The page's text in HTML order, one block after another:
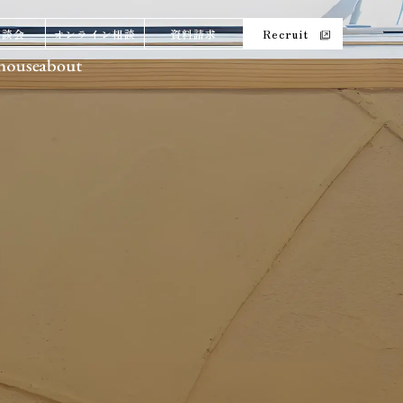
会 オンライン相談 資料請求 Recruit